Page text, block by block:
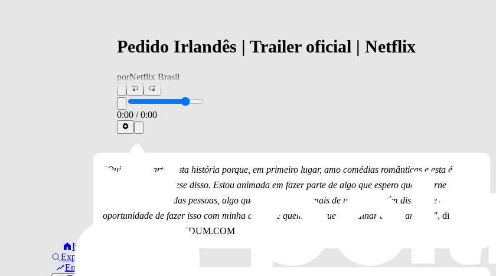
Início
Explorar
Em alta
Pedido Irlandês | Trailer oficial | Netflix
porNetflix Brasil
0:00 /0:00
"Quis fazer parte desta história porque, em primeiro lugar, amo comédias românticas e esta é
simplesmente a síntese disso. Estou animada em fazer parte de algo que espero que se torne um
clássico nas casas das pessoas, algo que elas assistirão mais de uma vez. Além disso, tive a
oportunidade de fazer isso com minha amiga, e quem não quer trabalhar com a amiga?", disse
Ayesha Curry para TUDUM.COM